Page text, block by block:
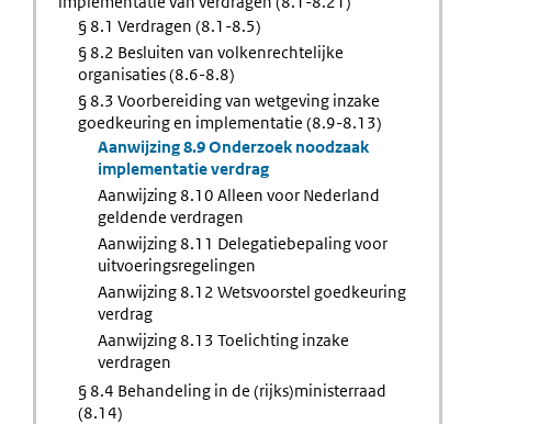
§ 8.1 Verdragen (8.1-8.5)
§ 8.2 Besluiten van volkenrechtelijke
organisaties (8.6-8.8)
§ 8.3 Voorbereiding van wetgeving inzake
goedkeuring en implementatie (8.9-8.13)
Aanwijzing 8.9 Onderzoek noodzaak
implementatie verdrag
Aanwijzing 8.10 Alleen voor Nederland
geldende verdragen
Aanwijzing 8.11 Delegatiebepaling voor
uitvoeringsregelingen
Aanwijzing 8.12 Wetsvoorstel goedkeuring
verdrag
Aanwijzing 8.13 Toelichting inzake
verdragen
§ 8.4 Behandeling in de (rijks)ministerraad
(8.14)